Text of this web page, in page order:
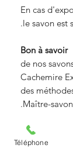
En cas
le savon est
Bon à savoir
100% de nos
Cachemire
des
Maître-
©
Téléphone